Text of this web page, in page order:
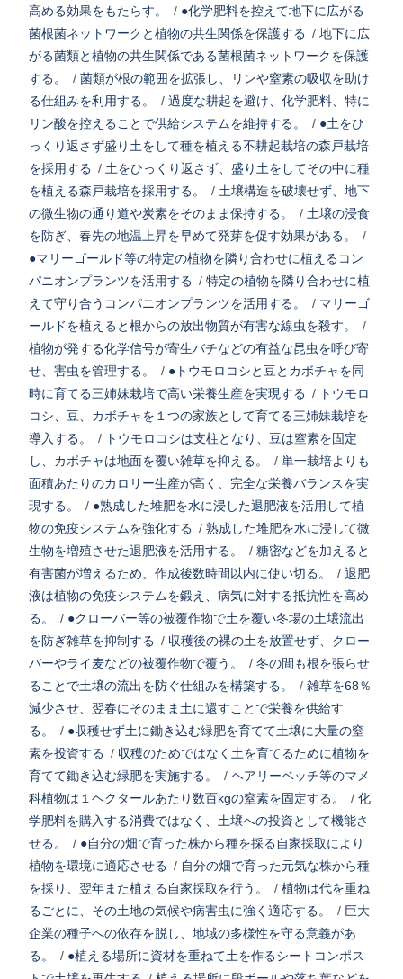
高める効果をもたらす。
/ ●化学肥料を控えて地下に広がる
菌根菌ネットワークと植物の共生関係を保護する / 地下に広
がる菌類と植物の共生関係である菌根菌ネットワークを保護
する。
/ 菌類が根の範囲を拡張し、リンや窒素の吸収を助け
る仕組みを利用する。
/ 過度な耕起を避け、化学肥料、特に
リン酸を控えることで供給システムを維持する。
/ ●土をひ
っくり返さず盛り土をして種を植える不耕起栽培の森戸栽培
を採用する / 土をひっくり返さず、盛り土をしてその中に種
を植える森戸栽培を採用する。
/ 土壌構造を破壊せず、地下
の微生物の通り道や炭素をそのまま保持する。
/ 土壌の浸食
を防ぎ、春先の地温上昇を早めて発芽を促す効果がある。
/
●マリーゴールド等の特定の植物を隣り合わせに植えるコン
パニオンプランツを活用する / 特定の植物を隣り合わせに植
えて守り合うコンパニオンプランツを活用する。
/ マリーゴ
ールドを植えると根からの放出物質が有害な線虫を殺す。
/
植物が発する化学信号が寄生バチなどの有益な昆虫を呼び寄
せ、害虫を管理する。
/ ●トウモロコシと豆とカボチャを同
時に育てる三姉妹栽培で高い栄養生産を実現する / トウモロ
コシ、豆、カボチャを１つの家族として育てる三姉妹栽培を
導入する。
/ トウモロコシは支柱となり、豆は窒素を固定
し、カボチャは地面を覆い雑草を抑える。
/ 単一栽培よりも
面積あたりのカロリー生産が高く、完全な栄養バランスを実
現する。
/ ●熟成した堆肥を水に浸した退肥液を活用して植
物の免疫システムを強化する / 熟成した堆肥を水に浸して微
生物を増殖させた退肥液を活用する。
/ 糖密などを加えると
有害菌が増えるため、作成後数時間以内に使い切る。
/ 退肥
液は植物の免疫システムを鍛え、病気に対する抵抗性を高め
る。
/ ●クローバー等の被覆作物で土を覆い冬場の土壌流出
を防ぎ雑草を抑制する / 収穫後の裸の土を放置せず、クロー
バーやライ麦などの被覆作物で覆う。
/ 冬の間も根を張らせ
ることで土壌の流出を防ぐ仕組みを構築する。
/ 雑草を68％
減少させ、翌春にそのまま土に還すことで栄養を供給す
る。
/ ●収穫せず土に鋤き込む緑肥を育てて土壌に大量の窒
素を投資する / 収穫のためではなく土を育てるために植物を
育てて鋤き込む緑肥を実施する。
/ ヘアリーベッチ等のマメ
科植物は１ヘクタールあたり数百kgの窒素を固定する。
/ 化
学肥料を購入する消費ではなく、土壌への投資として機能さ
せる。
/ ●自分の畑で育った株から種を採る自家採取により
植物を環境に適応させる / 自分の畑で育った元気な株から種
を採り、翌年また植える自家採取を行う。
/ 植物は代を重ね
るごとに、その土地の気候や病害虫に強く適応する。
/ 巨大
企業の種子への依存を脱し、地域の多様性を守る意義があ
る。
/ ●植える場所に資材を重ねて土を作るシートコンポス